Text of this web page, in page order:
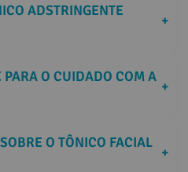
ADSTRINGENTE
+
O CUIDADO COM A
+
O TÔNICO FACIAL
+